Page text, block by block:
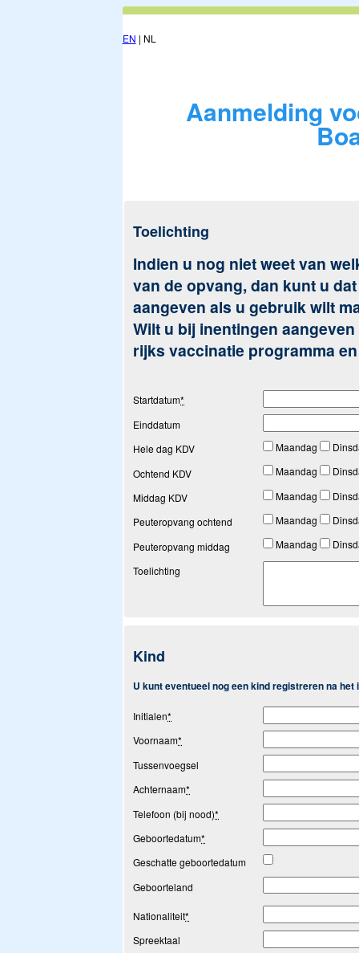
EN | NL
Aanmelding
Toelichting
Indien u nog niet weet van
van de opvang, dan kunt u
aangeven als u gebruik wilt
Wilt u bij inentingen
rijks vaccinatie programma
Startdatum*
Einddatum
Hele dag KDV
Maandag
Ochtend KDV
Maandag
Middag KDV
Maandag
Peuteropvang ochtend
Maandag
Peuteropvang middag
Maandag
Toelichting
Kind
U kunt eventueel nog een kind registreren na
Initialen*
Voornaam*
Tussenvoegsel
Achternaam*
Telefoon (bij nood)*
Geboortedatum*
Geschatte geboortedatum
Geboorteland
Nationaliteit*
Spreektaal